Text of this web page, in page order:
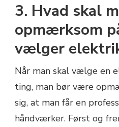
3. Hvad skal
opmærksom
vælger
Når man skal vælge en
ting, man bør være
sig, at man får en
håndværker. Først og